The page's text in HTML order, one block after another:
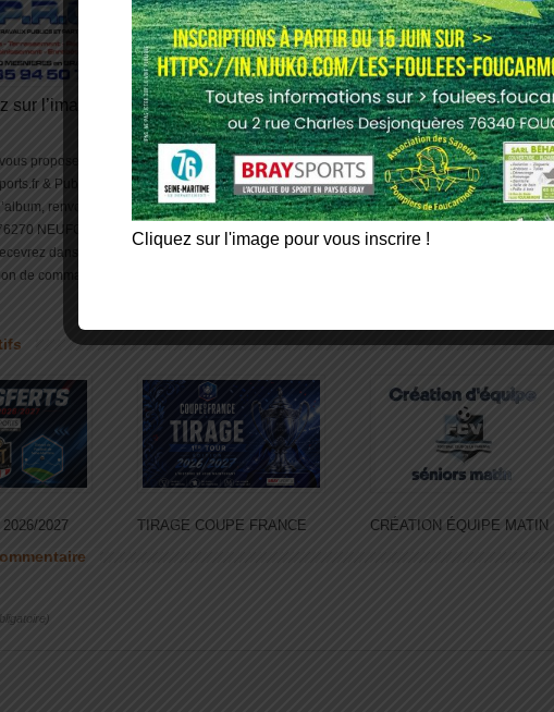
sur l’image pour visualiser toutes les photos de la rencontre.
propose d’acheter, une ou des photos en version numérique, haute définition sans
& Pubs» au prix de 2.5 euro (possibilité de tirage papier) , notez le numéro de la photo
renvoyez le à l’adresse suivante : « BRAYSPORTS-BUNEL CHRISTOPHE-17 LA CLE
NEUFCHATEL EN BRAY » accompagné du chèque à l’ordre de Christophe Bunel. Dès
dans votre boite mail la photo.
de commande, tarif et procédure pour retrouver le numéro de vos photos:
2027 TIRAGE COUPE FRANCE CRÉATION ÉQUIPE MATIN
Cliquez sur l'image pour vous inscrire !